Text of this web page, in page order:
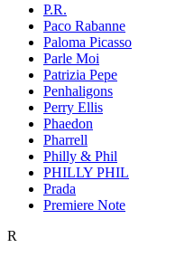
P.R.
Paco Rabanne
Paloma Picasso
Parle Moi
Patrizia Pepe
Penhaligons
Perry Ellis
Phaedon
Pharrell
Philly & Phil
PHILLY PHIL
Prada
Premiere Note
R